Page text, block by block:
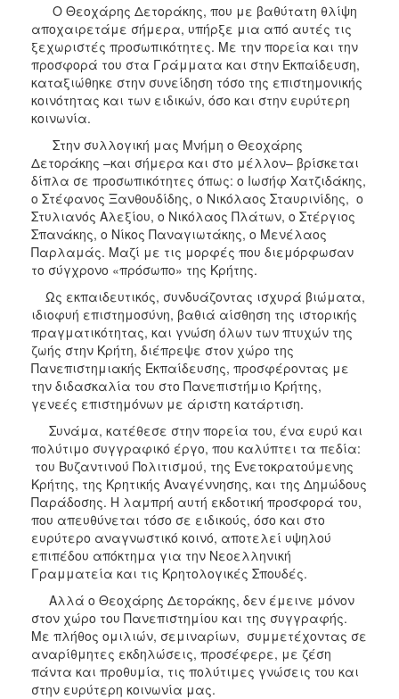
ΠΟΛΙΤΙΣΜΟΣ
ΑΝΘΕΚΤΙΚΗ
ΠΟΛΗ
Ο Θεοχάρης Δετοράκης, που με βαθύτατη θλίψη
αποχαιρετάμε σήμερα, υπήρξε μια από αυτές τις
ξεχωριστές προσωπικότητες. Με την πορεία και την
προσφορά του στα Γράμματα και στην Εκπαίδευση,
καταξιώθηκε στην συνείδηση τόσο της επιστημονικής
κοινότητας και των ειδικών, όσο και στην ευρύτερη
κοινωνία.
Στην συλλογική μας Μνήμη ο Θεοχάρης
Δετοράκης –και σήμερα και στο μέλλον– βρίσκεται
δίπλα σε προσωπικότητες όπως: ο Ιωσήφ Χατζιδάκης,
ο Στέφανος Ξανθουδίδης, ο Νικόλαος Σταυρινίδης, ο
Στυλιανός Αλεξίου, ο Νικόλαος Πλάτων, ο Στέργιος
Σπανάκης, ο Νίκος Παναγιωτάκης, ο Μενέλαος
Παρλαμάς. Μαζί με τις μορφές που διεμόρφωσαν
το σύγχρονο «πρόσωπο» της Κρήτης.
Ως εκπαιδευτικός, συνδυάζοντας ισχυρά βιώματα,
ιδιοφυή επιστημοσύνη, βαθιά αίσθηση της ιστορικής
πραγματικότητας, και γνώση όλων των πτυχών της
ζωής στην Κρήτη, διέπρεψε στον χώρο της
Πανεπιστημιακής Εκπαίδευσης, προσφέροντας με
την διδασκαλία του στο Πανεπιστήμιο Κρήτης,
γενεές επιστημόνων με άριστη κατάρτιση.
Συνάμα, κατέθεσε στην πορεία του, ένα ευρύ και
πολύτιμο συγγραφικό έργο, που καλύπτει τα πεδία:
του Βυζαντινού Πολιτισμού, της Ενετοκρατούμενης
Κρήτης, της Κρητικής Αναγέννησης, και της Δημώδους
Παράδοσης. Η λαμπρή αυτή εκδοτική προσφορά του,
που απευθύνεται τόσο σε ειδικούς, όσο και στο
ευρύτερο αναγνωστικό κοινό, αποτελεί υψηλού
επιπέδου απόκτημα για την Νεοελληνική
Γραμματεία και τις Κρητολογικές Σπουδές.
Αλλά ο Θεοχάρης Δετοράκης, δεν έμεινε μόνον
στον χώρο του Πανεπιστημίου και της συγγραφής.
Με πλήθος ομιλιών, σεμιναρίων, συμμετέχοντας σε
αναρίθμητες εκδηλώσεις, προσέφερε, με ζέση
πάντα και προθυμία, τις πολύτιμες γνώσεις του και
στην ευρύτερη κοινωνία μας.